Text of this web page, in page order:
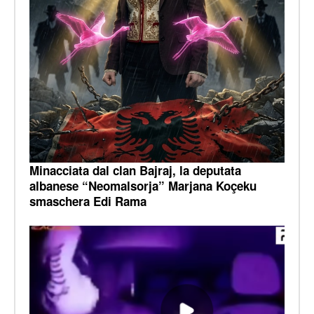
Minacciata dal clan Bajraj, la deputata
albanese “Neomalsorja” Marjana Koçeku
smaschera Edi Rama